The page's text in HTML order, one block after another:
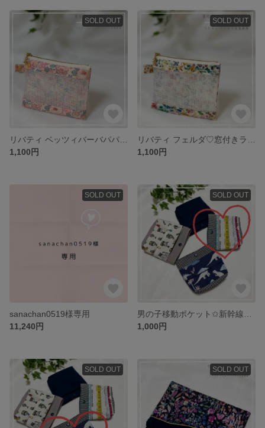
SOLD OUT
1,100円
SOLD OUT
1,100円
SOLD OUT
sanachan0519様専用
11,240円
SOLD OUT
1,000円
SOLD OUT SOLD OUT